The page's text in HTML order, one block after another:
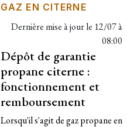
GAZ EN CITERNE
Dernière mise à jour le 12/07 à
08:00
Dépôt de garantie
propane citerne :
fonctionnement et
remboursement
Lorsqu'il s'agit de gaz propane en